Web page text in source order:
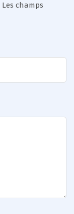
Les champs